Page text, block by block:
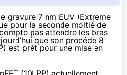
gravure 7 nm EUV (Extreme
pour la seconde moitié de
pas attendre les bras
que son procédé 8
est prêt pour une mise en